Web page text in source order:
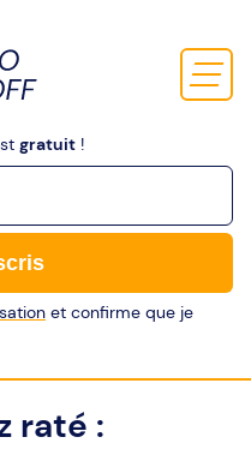
gratuit !
et confirme que je
raté :